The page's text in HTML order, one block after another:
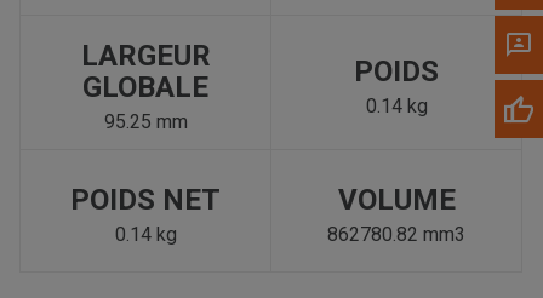
LARGEUR
GLOBALE
95.25 mm
POIDS
0.14 kg
POIDS NET
0.14 kg
VOLUME
862780.82 mm3